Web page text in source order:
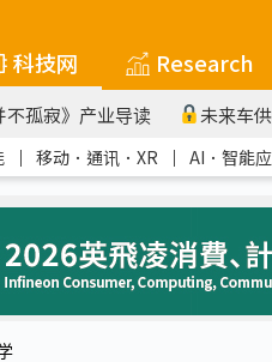
科技网 Research
不孤寂》产业导读 未来车
｜ 移动．通讯．XR ｜ AI．智能